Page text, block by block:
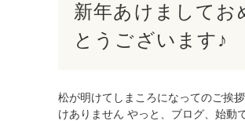
新年あけましてお
とうございます♪
松が明けてしまころになってのご挨
けありません やっと、ブログ、始動